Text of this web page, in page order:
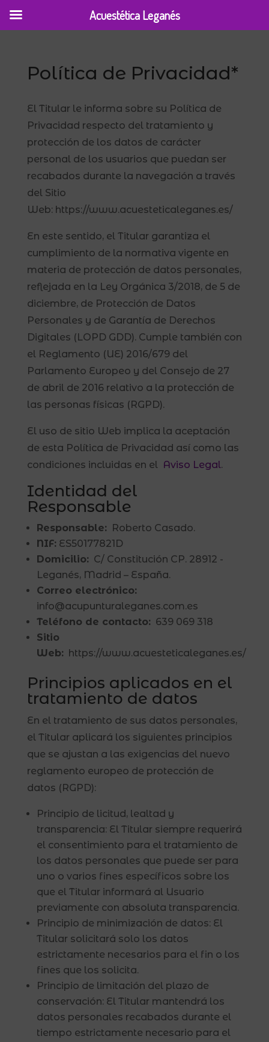
Política de Privacidad*
El Titular le informa sobre su Política de
Privacidad respecto del tratamiento y
protección de los datos de carácter
personal de los usuarios que puedan ser
recabados durante la navegación a través
del Sitio
Web: https://www.acuesteticaleganes.es/
En este sentido, el Titular garantiza el
cumplimiento de la normativa vigente en
materia de protección de datos personales,
reflejada en la Ley Orgánica 3/2018, de 5 de
diciembre, de Protección de Datos
Personales y de Garantía de Derechos
Digitales (LOPD GDD). Cumple también con
el Reglamento (UE) 2016/679 del
Parlamento Europeo y del Consejo de 27
de abril de 2016 relativo a la protección de
las personas físicas (RGPD).
El uso de sitio Web implica la aceptación
de esta Política de Privacidad así como las
condiciones incluidas en el Aviso Legal.
Identidad del
Responsable
Responsable: Roberto Casado.
NIF: ES50177821D
Domicilio: C/ Constitución CP. 28912 -
Leganés, Madrid – España.
Correo electrónico:
info@acupunturaleganes.com.es
Teléfono de contacto: 639 069 318
Sitio
Web: https://www.acuesteticaleganes.es/
Principios aplicados en el
tratamiento de datos
En el tratamiento de sus datos personales,
el Titular aplicará los siguientes principios
que se ajustan a las exigencias del nuevo
reglamento europeo de protección de
datos (RGPD):
Principio de licitud, lealtad y
transparencia: El Titular siempre requerirá
el consentimiento para el tratamiento de
los datos personales que puede ser para
uno o varios fines específicos sobre los
que el Titular informará al Usuario
previamente con absoluta transparencia.
Principio de minimización de datos: El
Titular solicitará solo los datos
estrictamente necesarios para el fin o los
fines que los solicita.
Principio de limitación del plazo de
conservación: El Titular mantendrá los
datos personales recabados durante el
tiempo estrictamente necesario para el
Acuestética Leganés